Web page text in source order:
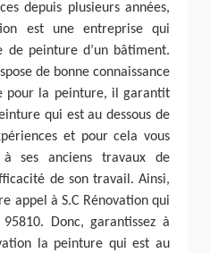
depuis plusieurs années,
est une entreprise qui
peinture d’un bâtiment.
de bonne connaissance
pour la peinture, il garantit
qui est au dessous de
et pour cela vous
ses anciens travaux de
de son travail. Ainsi,
appel à S.C Rénovation qui
Donc, garantissez à
la peinture qui est au